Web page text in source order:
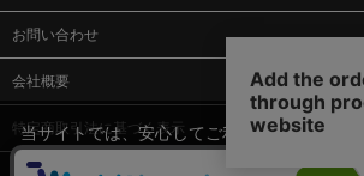
お問い合わせ
会社概要
特定商取引法に基づく表示
当サイトでは、安心してご利用いただくため
等）、またサイトの利便性向上のため、ク